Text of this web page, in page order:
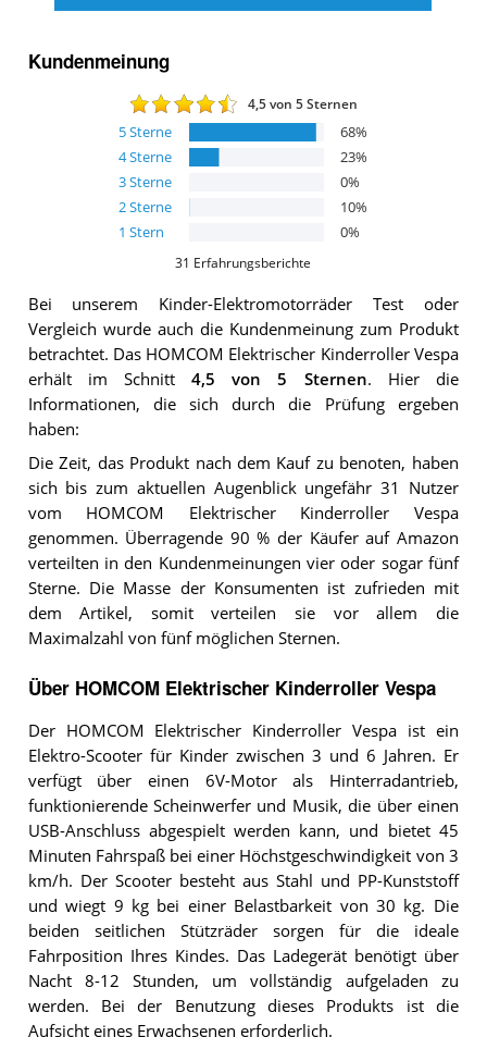
Kundenmeinung
4,5von 5 Sternen
5Sterne 68%
4Sterne 23%
3Sterne 0%
2Sterne 10%
1 Stern 0%
31 Erfahrungsberichte
Bei unserem Kinder-Elektromotorräder Test oder
Vergleich wurde auch die Kundenmeinung zum Produkt
betrachtet. Das HOMCOM Elektrischer Kinderroller Vespa
erhält im Schnitt4,5 von 5 Sternen. Hier die
Informationen, die sich durch die Prüfung ergeben
haben:
Die Zeit, das Produkt nach dem Kauf zu benoten, haben
sich bis zum aktuellen Augenblick ungefähr 31 Nutzer
vom HOMCOM Elektrischer Kinderroller Vespa
genommen. Überragende 90 % der Käufer auf Amazon
verteilten in den Kundenmeinungen vier oder sogar fünf
Sterne. Die Masse der Konsumenten ist zufrieden mit
dem Artikel, somit verteilen sie vor allem die
Maximalzahl von fünf möglichen Sternen.
Über HOMCOM Elektrischer Kinderroller Vespa
Der HOMCOM Elektrischer Kinderroller Vespa ist ein
Elektro-Scooter für Kinder zwischen 3 und 6 Jahren. Er
verfügt über einen 6V-Motor als Hinterradantrieb,
funktionierende Scheinwerfer und Musik, die über einen
USB-Anschluss abgespielt werden kann, und bietet 45
Minuten Fahrspaß bei einer Höchstgeschwindigkeit von 3
km/h. Der Scooter besteht aus Stahl und PP-Kunststoff
und wiegt 9 kg bei einer Belastbarkeit von 30 kg. Die
beiden seitlichen Stützräder sorgen für die ideale
Fahrposition Ihres Kindes. Das Ladegerät benötigt über
Nacht 8-12 Stunden, um vollständig aufgeladen zu
werden. Bei der Benutzung dieses Produkts ist die
Aufsicht eines Erwachsenen erforderlich.